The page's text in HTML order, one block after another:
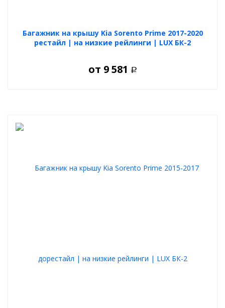
Багажник на крышу Kia Sorento Prime 2017-2020
рестайл | на низкие рейлинги | LUX БК-2
от 9 581 Р